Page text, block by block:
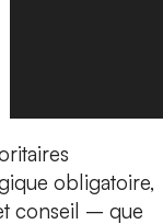
obligatoire,
conseil – que